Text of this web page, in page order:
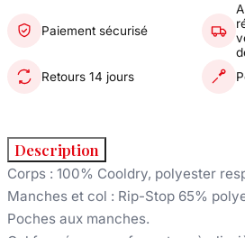
Paiement sécurisé
Retours 14 jours
Description
Corps : 100% Cooldry, polyester
Manches et col : Rip-Stop 65%
Poches aux manches.